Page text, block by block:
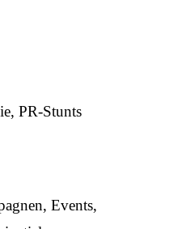
PR-Stunts
Events,